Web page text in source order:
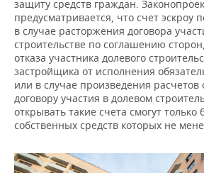
защиту средств граждан.
предусматривается, что счет эскроу
в случае расторжения договора
строительстве по соглашению
отказа участника долевого
застройщика от исполнения
или в случае произведения
договору участия в долевом
открывать такие счета смогут
собственных средств которых не